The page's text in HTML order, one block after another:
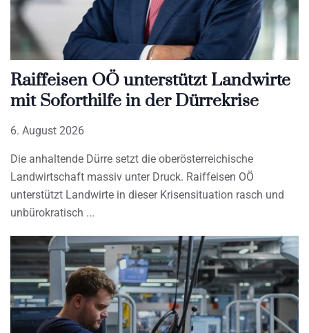
Raiffeisen OÖ unterstützt Landwirte
mit Soforthilfe in der Dürrekrise
6. August 2026
Die anhaltende Dürre setzt die oberösterreichische
Landwirtschaft massiv unter Druck. Raiffeisen OÖ
unterstützt Landwirte in dieser Krisensituation rasch und
unbürokratisch